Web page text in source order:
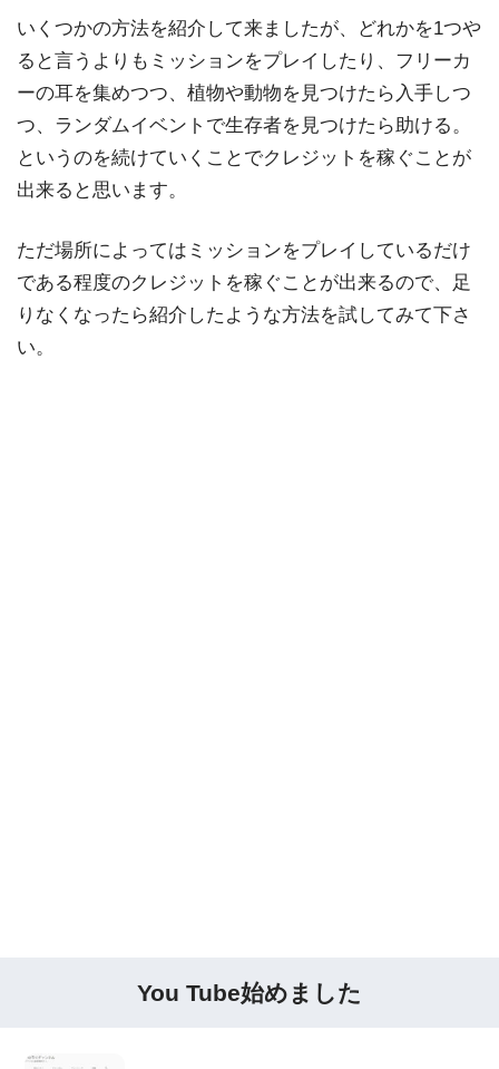
いくつかの方法を紹介して来ましたが、どれかを1つや
ると言うよりもミッションをプレイしたり、フリーカ
ーの耳を集めつつ、植物や動物を見つけたら入手しつ
つ、ランダムイベントで生存者を見つけたら助ける。
というのを続けていくことでクレジットを稼ぐことが
出来ると思います。
ただ場所によってはミッションをプレイしているだけ
である程度のクレジットを稼ぐことが出来るので、足
りなくなったら紹介したような方法を試してみて下さ
い。
You Tube始めました